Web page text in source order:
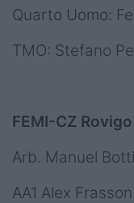
Quarto Uomo:
TMO: Stefano
FEMI-CZ
Arb. Manuel
AA1 Alex